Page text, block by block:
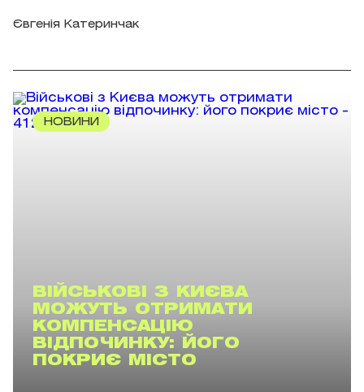
Євгенія Катеринчак
НОВИНИ
ВІЙСЬКОВІ З КИЄВА
МОЖУТЬ ОТРИМАТИ
КОМПЕНСАЦІЮ
ВІДПОЧИНКУ: ЙОГО
ПОКРИЄ МІСТО